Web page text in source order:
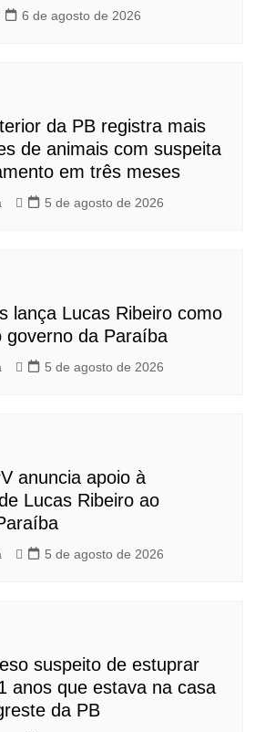
6 de agosto de 2026
da PB registra mais
de animais com suspeita
em três meses
5 de agosto de 2026
lança Lucas Ribeiro como
governo da Paraíba
5 de agosto de 2026
anuncia apoio à
Lucas Ribeiro ao
5 de agosto de 2026
suspeito de estuprar
anos que estava na casa
da PB